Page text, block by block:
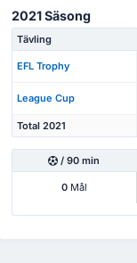
2021 Säsong
Tävling
EFL Trophy
League Cup
Total 2021
/ 90 min
0Mål